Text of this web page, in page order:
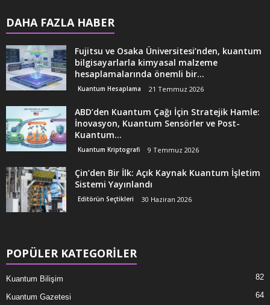
DAHA FAZLA HABER
Fujitsu ve Osaka Üniversitesi’nden, kuantum
bilgisayarlarla kimyasal malzeme
hesaplamalarında önemli bir...
Kuantum Hesaplama 21 Temmuz 2026
ABD’den Kuantum Çağı İçin Stratejik Hamle:
İnovasyon, Kuantum Sensörler ve Post-
Kuantum...
Kuantum Kriptografi 9 Temmuz 2026
Çin’den Bir İlk: Açık Kaynak Kuantum İşletim
Sistemi Yayınlandı
Editörün Seçtikleri 30 Haziran 2026
POPÜLER KATEGORİLER
Kuantum Bilişim 82
Kuantum Gazetesi 64